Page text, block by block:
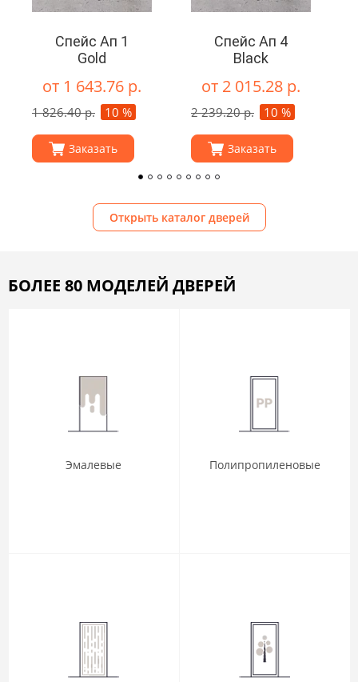
Спейс Ап 1
Gold
от 1 643.76 р.
1 826.40 р. 10 %
Заказать
Спейс Ап 4
Black
от 2 015.28 р.
2 239.20 р. 10 %
Заказать
Открыть каталог дверей
БОЛЕЕ 80 МОДЕЛЕЙ ДВЕРЕЙ
Эмалевые Полипропиленовые